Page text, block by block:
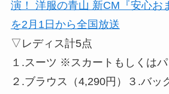
▽レディス計5点
１.スーツ ※スカートもしくはパ
２.ブラウス（4,290円）３.バッ